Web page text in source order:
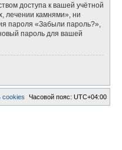
доступа к вашей учётной
лечении камнями», ни
пароля «Забыли пароль?»,
пароль для вашей
Часовой пояс: UTC+04:00
cookies